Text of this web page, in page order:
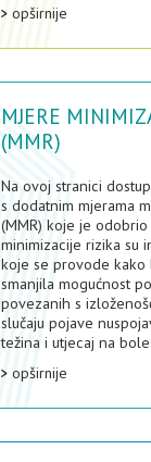
opširnije
MJERE
(MMR)
Na ovoj stranici
s dodatnim mjerama
(MMR) koje je odobrio
minimizacije rizika su
koje se provode kako
smanjila mogućnost
povezanih s
slučaju pojave
težina i utjecaj na
opširnije